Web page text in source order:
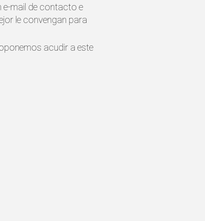
e-mail de contacto e
le convengan para
acudir a este